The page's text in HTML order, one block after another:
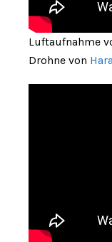
Luftaufnahme
Drohne von